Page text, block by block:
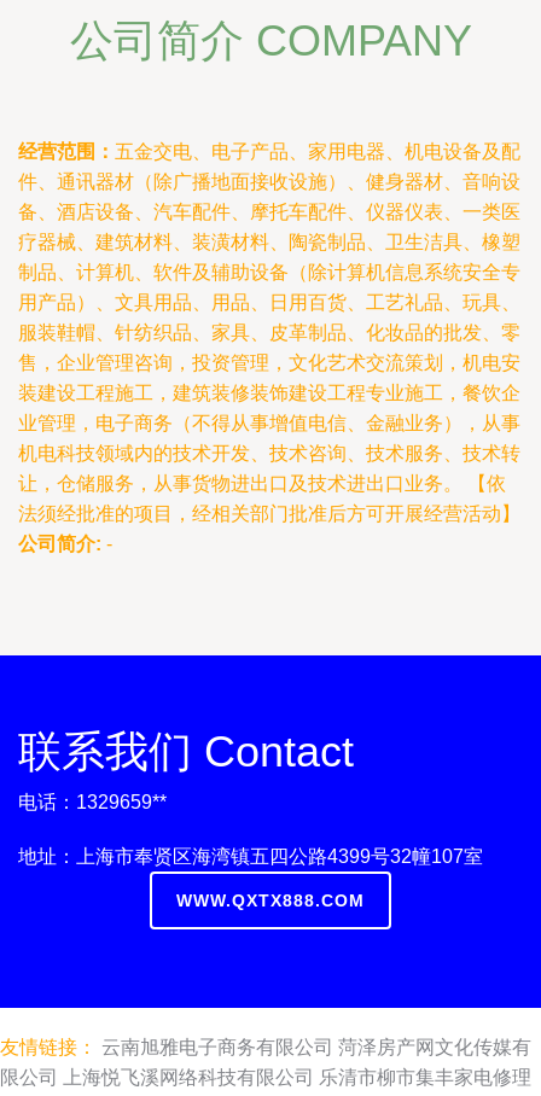
公司简介 COMPANY
经营范围： 五金交电、电子产品、家用电器、机电设备及配
件、通讯器材（除广播地面接收设施）、健身器材、音响设
备、酒店设备、汽车配件、摩托车配件、仪器仪表、一类医
疗器械、建筑材料、装潢材料、陶瓷制品、卫生洁具、橡塑
制品、计算机、软件及辅助设备（除计算机信息系统安全专
用产品）、文具用品、用品、日用百货、工艺礼品、玩具、
服装鞋帽、针纺织品、家具、皮革制品、化妆品的批发、零
售，企业管理咨询，投资管理，文化艺术交流策划，机电安
装建设工程施工，建筑装修装饰建设工程专业施工，餐饮企
业管理，电子商务（不得从事增值电信、金融业务），从事
机电科技领域内的技术开发、技术咨询、技术服务、技术转
让，仓储服务，从事货物进出口及技术进出口业务。 【依
法须经批准的项目，经相关部门批准后方可开展经营活动】
公司简介: -
联系我们 Contact
电话：1329659**
地址：上海市奉贤区海湾镇五四公路4399号32幢107室
WWW.QXTX888.COM
友情链接： 云南旭雅电子商务有限公司 菏泽房产网文化传媒有
限公司
上海悦飞溪网络科技有限公司 乐清市柳市集丰家电修理